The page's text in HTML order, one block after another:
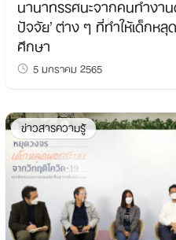
ปัจจัย’ ต่าง ๆ ที่ทำให้เด็กห
ศึกษา
5 มกราคม 2565
ข่าวสารความรู้